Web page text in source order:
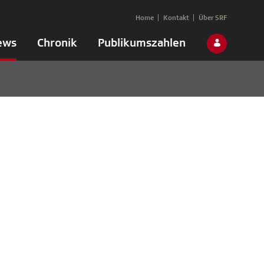
Chronik Publikumszahlen
Home Kontakt Über SRF